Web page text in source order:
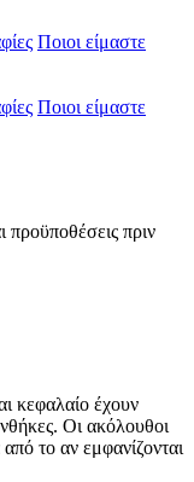
Ποιοι είμαστε
Ποιοι είμαστε
προϋποθέσεις πριν
κεφαλαίο έχουν
Οι ακόλουθοι
το αν εμφανίζονται